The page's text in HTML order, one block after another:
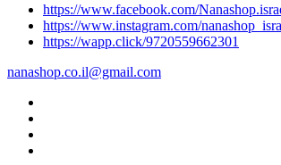
https://www.facebook.com/
https://www.instagram.com/
https://wapp.click/9720559662301
nanashop.co.il@gmail.com